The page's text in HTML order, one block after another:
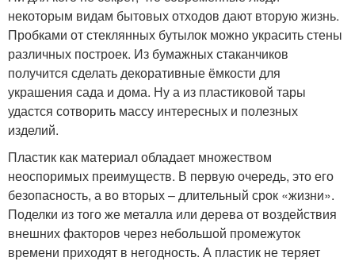
некоторым видам бытовых отходов дают вторую жизнь.
Пробками от стеклянных бутылок можно украсить стены
различных построек. Из бумажных стаканчиков
получится сделать декоративные ёмкости для
украшения сада и дома. Ну а из пластиковой тары
удастся сотворить массу интересных и полезных
изделий.
Пластик как материал обладает множеством
неоспоримых преимуществ. В первую очередь, это его
безопасность, а во вторых – длительный срок «жизни».
Поделки из того же металла или дерева от воздействия
внешних факторов через небольшой промежуток
времени приходят в негодность. А пластик не теряет